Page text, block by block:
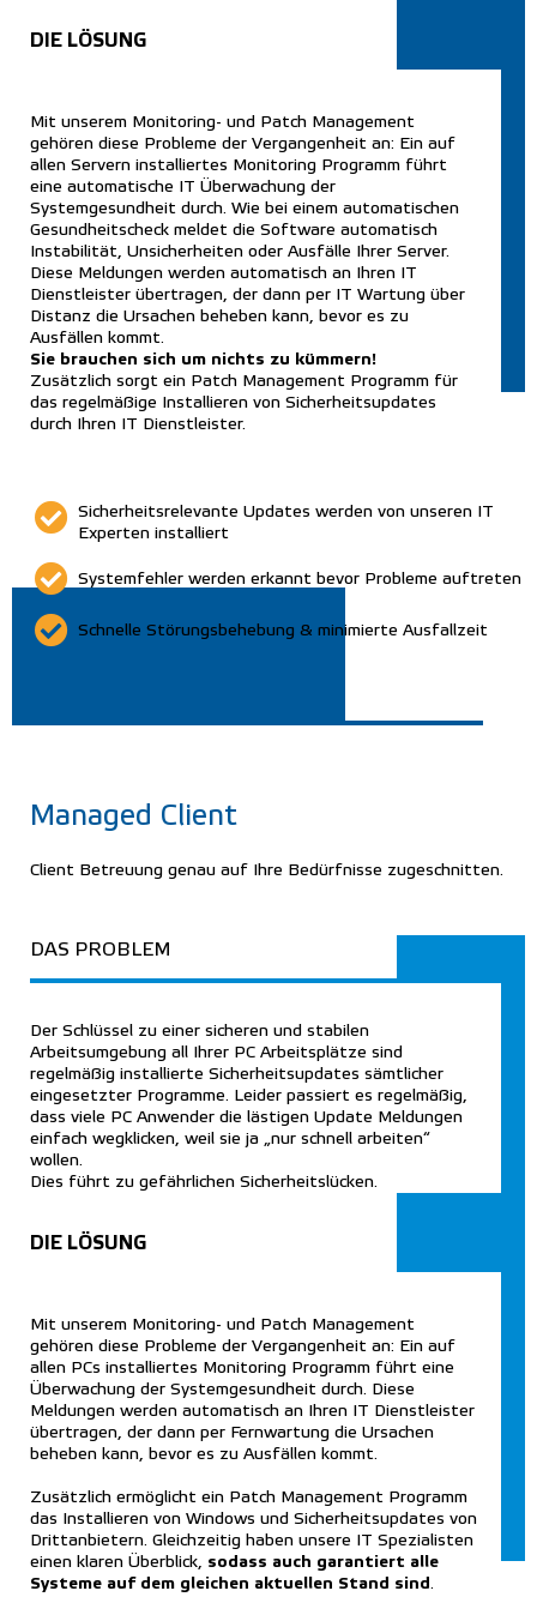
DIE LÖSUNG
Mit unserem Monitoring- und Patch Management
gehören diese Probleme der Vergangenheit an: Ein auf
allen Servern installiertes Monitoring Programm führt
eine automatische IT Überwachung der
Systemgesundheit durch. Wie bei einem automatischen
Gesundheitscheck meldet die Software automatisch
Instabilität, Unsicherheiten oder Ausfälle Ihrer Server.
Diese Meldungen werden automatisch an Ihren IT
Dienstleister übertragen, der dann per IT Wartung über
Distanz die Ursachen beheben kann, bevor es zu
Ausfällen kommt.
Sie brauchen sich um nichts zu kümmern!
Zusätzlich sorgt ein Patch Management Programm für
das regelmäßige Installieren von Sicherheitsupdates
durch Ihren IT Dienstleister.
Sicherheitsrelevante Updates werden von unseren IT
Experten installiert
Systemfehler werden erkannt bevor Probleme auftreten
Schnelle Störungsbehebung & minimierte Ausfallzeit
Managed Client
Client Betreuung genau auf Ihre Bedürfnisse zugeschnitten.
DAS PROBLEM
Der Schlüssel zu einer sicheren und stabilen
Arbeitsumgebung all Ihrer PC Arbeitsplätze sind
regelmäßig installierte Sicherheitsupdates sämtlicher
eingesetzter Programme. Leider passiert es regelmäßig,
dass viele PC Anwender die lästigen Update Meldungen
einfach wegklicken, weil sie ja „nur schnell arbeiten“
wollen.
Dies führt zu gefährlichen Sicherheitslücken.
DIE LÖSUNG
Mit unserem Monitoring- und Patch Management
gehören diese Probleme der Vergangenheit an: Ein auf
allen PCs installiertes Monitoring Programm führt eine
Überwachung der Systemgesundheit durch. Diese
Meldungen werden automatisch an Ihren IT Dienstleister
übertragen, der dann per Fernwartung die Ursachen
beheben kann, bevor es zu Ausfällen kommt.
Zusätzlich ermöglicht ein Patch Management Programm
das Installieren von Windows und Sicherheitsupdates von
Drittanbietern. Gleichzeitig haben unsere IT Spezialisten
einen klaren Überblick, sodass auch garantiert alle
Systeme auf dem gleichen aktuellen Stand sind.